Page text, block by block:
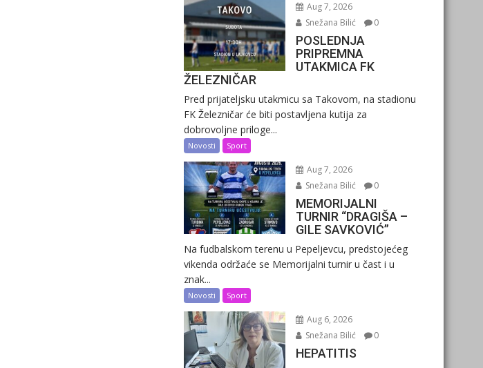
Aug 7, 2026
Snežana Bilić
0
POSLEDNJA
PRIPREMNA
UTAKMICA FK
ŽELEZNIČAR
Pred prijateljsku utakmicu sa Takovom, na stadionu
FK Železničar će biti postavljena kutija za
dobrovoljne priloge...
Novosti Sport
Aug 7, 2026
Snežana Bilić
0
MEMORIJALNI
TURNIR “DRAGIŠA –
GILE SAVKOVIĆ”
Na fudbalskom terenu u Pepeljevcu, predstojećeg
vikenda održaće se Memorijalni turnir u čast i u
znak...
Novosti Sport
Aug 6, 2026
Snežana Bilić
0
HEPATITIS